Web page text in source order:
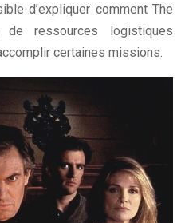
d’expliquer comment The
de ressources logistiques
certaines missions.